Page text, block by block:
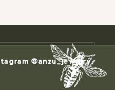
@anzu_jewelry